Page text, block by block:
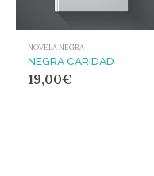
NOVELA NEGRA
NEGRA CARIDAD
19,00€